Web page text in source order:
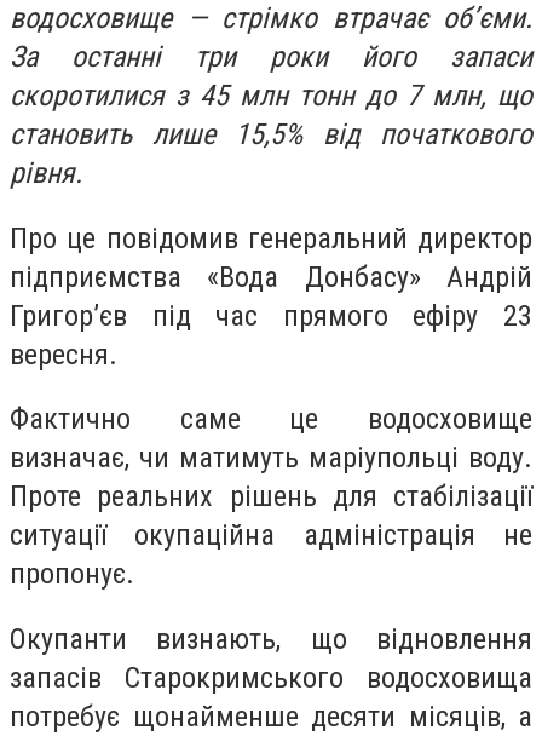
водосховище — стрімко втрачає об’єми.
За останні три роки його запаси
скоротилися з 45 млн тонн до 7 млн, що
становить лише 15,5% від початкового
рівня.
Про це повідомив генеральний директор
підприємства «Вода Донбасу» Андрій
Григор’єв під час прямого ефіру 23
вересня.
Фактично саме це водосховище
визначає, чи матимуть маріупольці воду.
Проте реальних рішень для стабілізації
ситуації окупаційна адміністрація не
пропонує.
Окупанти визнають, що відновлення
запасів Старокримського водосховища
потребує щонайменше десяти місяців, а